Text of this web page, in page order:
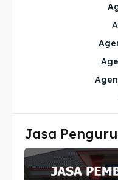
Imta
Legalisir
Imta
Legalisir
Jasa